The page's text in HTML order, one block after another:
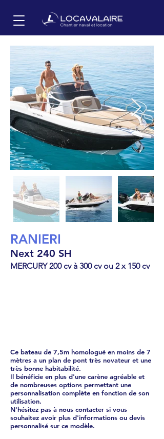
RANIERI
Next 240 SH
MERCURY 200 cv à 300 cv ou 2 x 150 cv
Ce bateau de 7,5m homologué en moins de 7
mètres a un plan de pont très novateur et une
très bonne habitabilité.
Il bénéficie en plus d'une carène agréable et
de nombreuses options permettant une
personnalisation complète en fonction de son
utilisation.
N'hésitez pas à nous contacter si vous
souhaitez avoir plus d'informations ou devis
personnalisé sur ce modèle.